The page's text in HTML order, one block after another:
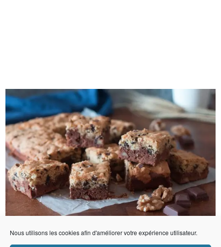
Nous utilisons les cookies afin d'améliorer votre expérience utilisateur.